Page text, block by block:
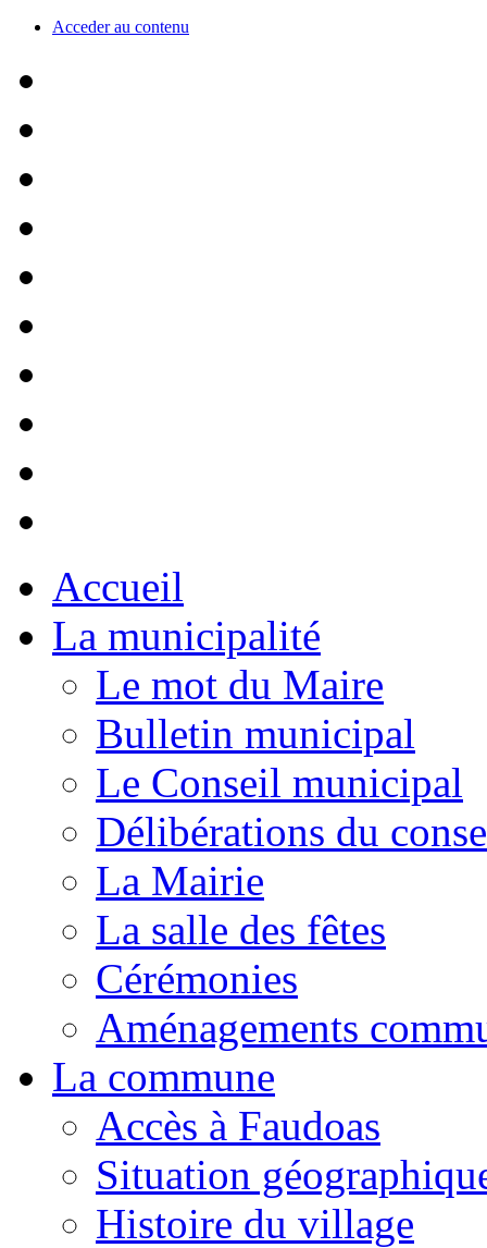
Acceder au contenu
Accueil
La municipalité
Le mot du Maire
Bulletin municipal
Le Conseil municipal
Délibérations du
La Mairie
La salle des fêtes
Cérémonies
Aménagements
La commune
Accès à Faudoas
Situation
Histoire du village